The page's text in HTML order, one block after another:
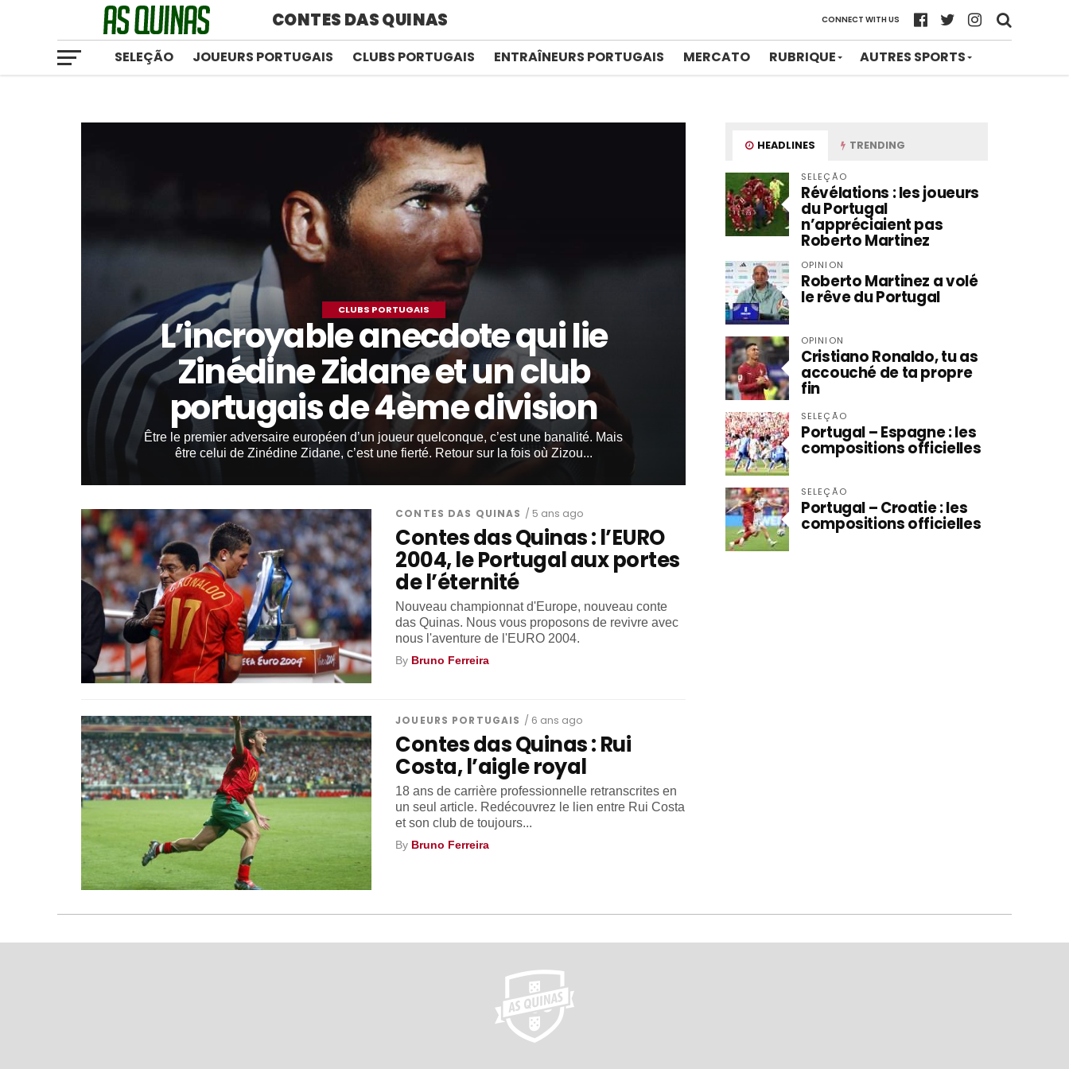
CONTES DAS QUINAS CONNECT WITH US
SELEÇÃO JOUEURS PORTUGAIS CLUBS PORTUGAIS ENTRAÎNEURS PORTUGAIS MERCATO RUBRIQUE AUTRES SPORTS
CLUBS PORTUGAIS
L’incroyable anecdote qui lie
Zinédine Zidane et un club
portugais de 4ème division
Être le premier adversaire européen d’un joueur quelconque, c’est une banalité. Mais
être celui de Zinédine Zidane, c’est une fierté. Retour sur la fois où Zizou...
CONTES DAS QUINAS / 5 ans ago
Contes das Quinas : l’EURO
2004, le Portugal aux portes
de l’éternité
Nouveau championnat d'Europe, nouveau conte
das Quinas. Nous vous proposons de revivre avec
nous l'aventure de l'EURO 2004.
By Bruno Ferreira
JOUEURS PORTUGAIS / 6 ans ago
Contes das Quinas : Rui
Costa, l’aigle royal
18 ans de carrière professionnelle retranscrites en
un seul article. Redécouvrez le lien entre Rui Costa
et son club de toujours...
By Bruno Ferreira
HEADLINES TRENDING
SELEÇÃO
Révélations : les joueurs
du Portugal
n’appréciaient pas
Roberto Martinez
OPINION
Roberto Martinez a volé
le rêve du Portugal
OPINION
Cristiano Ronaldo, tu as
accouché de ta propre
fin
SELEÇÃO
Portugal – Espagne : les
compositions officielles
SELEÇÃO
Portugal – Croatie : les
compositions officielles